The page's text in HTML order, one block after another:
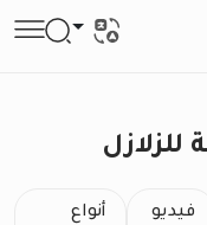
للزلازل
فيديو
أنواع